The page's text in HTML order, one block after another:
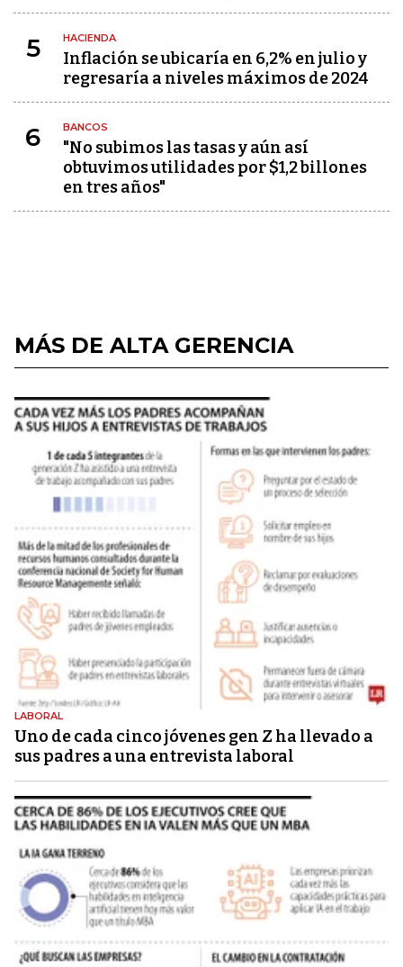
5 HACIENDA
Inflación se ubicaría en 6,2% en julio y
regresaría a niveles máximos de 2024
6 BANCOS
"No subimos las tasas y aún así
obtuvimos utilidades por $1,2 billones
en tres años"
MÁS DE ALTA GERENCIA
LABORAL
Uno de cada cinco jóvenes gen Z ha llevado a
sus padres a una entrevista laboral